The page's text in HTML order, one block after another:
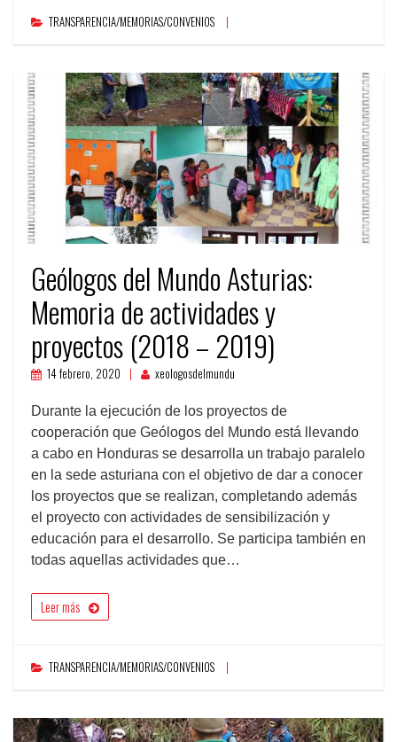
TRANSPARENCIA/MEMORIAS/CONVENIOS
Geólogos del Mundo Asturias:
Memoria de actividades y
proyectos (2018 – 2019)
14 febrero, 2020 xeologosdelmundu
Durante la ejecución de los proyectos de
cooperación que Geólogos del Mundo está llevando
a cabo en Honduras se desarrolla un trabajo paralelo
en la sede asturiana con el objetivo de dar a conocer
los proyectos que se realizan, completando además
el proyecto con actividades de sensibilización y
educación para el desarrollo. Se participa también en
todas aquellas actividades que…
Leer más
TRANSPARENCIA/MEMORIAS/CONVENIOS